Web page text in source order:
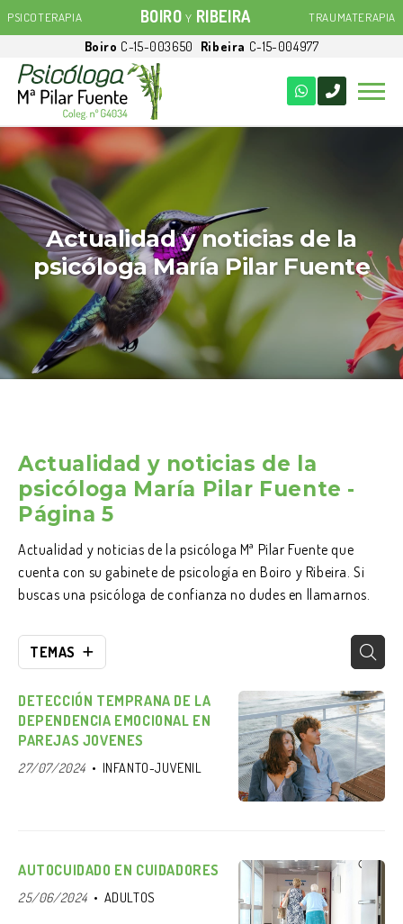
PSICOTERAPIA BOIRO Y RIBEIRA TRAUMATERAPIA
Boiro C-15-003650 Ribeira C-15-004977
Actualidad y noticias de la
psicóloga María Pilar Fuente
Actualidad y noticias de la
psicóloga María Pilar Fuente -
Página 5
Actualidad y noticias de la psicóloga Mª Pilar Fuente que
cuenta con su gabinete de psicología en Boiro y Ribeira. Si
buscas una psicóloga de confianza no dudes en llamarnos.
TEMAS
DETECCIÓN TEMPRANA DE LA
DEPENDENCIA EMOCIONAL EN
PAREJAS JOVENES
27/07/2024 INFANTO-JUVENIL
AUTOCUIDADO EN CUIDADORES
25/06/2024 ADULTOS